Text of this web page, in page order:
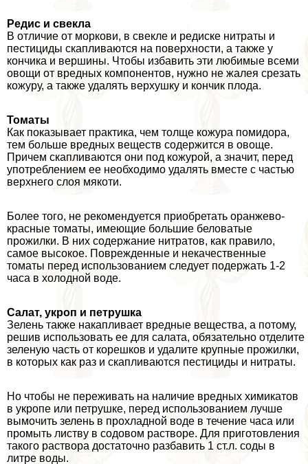
Редис и свекла
В отличие от моркови, в свекле и редиске нитраты и
пестициды скапливаются на поверхности, а также у
кончика и вершины. Чтобы избавить эти любимые всеми
овощи от вредных компонентов, нужно не жалея срезать
кожуру, а также удалять верхушку и кончик плода.
Томаты
Как показывает пpaктика, чем толще кожура помидора,
тем больше вредных веществ содержится в овоще.
Причем скапливаются они под кожурой, а значит, перед
употрeблением ее необходимо удалять вместе с частью
верхнего слоя мякоти.
Более того, не рекомендуется приобретать оранжево-
красные томаты, имеющие большие беловатые
прожилки. В них содержание нитратов, как правило,
самое высокое. Поврежденные и некачественные
томаты перед использованием следует подержать 1-2
часа в холодной воде.
Салат, укроп и петрушка
Зелень также накапливает вредные вещества, а потому,
решив использовать ее для салата, обязательно отделите
зеленую часть от корешков и удалите крупные прожилки,
в которых как раз и скапливаются пестициды и нитраты.
Но чтобы не переживать на наличие вредных химикатов
в укропе или петрушке, перед использованием лучше
вымочить зелень в прохладной воде в течение часа или
промыть листву в содовом растворе. Для приготовления
такого раствора достаточно разбавить 1 ст.л. соды в
литре воды.